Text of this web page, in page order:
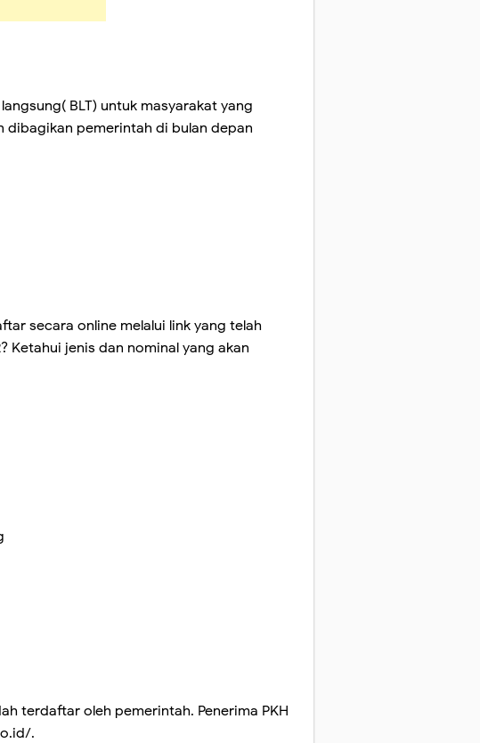
BLT) untuk masyarakat yang
dibagikan pemerintah di bulan depan
secara online melalui link yang telah
Ketahui jenis dan nominal yang akan
terdaftar oleh pemerintah. Penerima PKH
.